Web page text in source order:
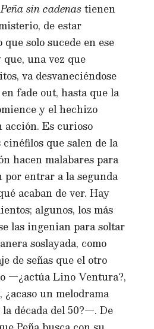
Peña sin cadenastienen
de estar
solo sucede en ese
una vez que
va desvaneciéndose
fade out, hasta que la
y el hechizo
acción. Es curioso
cinéfilos que salen de la
hacen malabares para
por entrar a la segunda
acaban de ver. Hay
algunos, los más
las ingenian para soltar
soslayada, como
de señas que el otro
—¿actúa Lino Ventura?,
¿acaso un melodrama
década del 50?—. De